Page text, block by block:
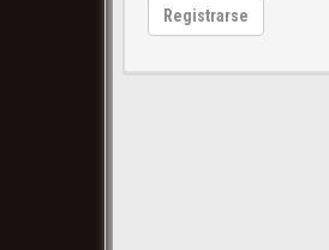
Registrarse